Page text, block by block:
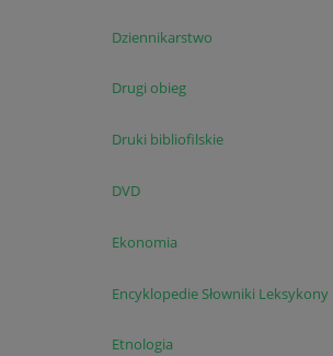
Dziennikarstwo
Drugi obieg
Druki bibliofilskie
DVD
Ekonomia
Encyklopedie Słowniki Leksykony
Etnologia